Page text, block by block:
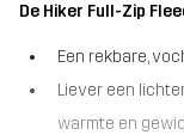
De Hiker Full-Zip
Een rekbare,
Liever een
warmte en